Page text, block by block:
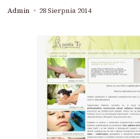
Admin 28 Sierpnia 2014